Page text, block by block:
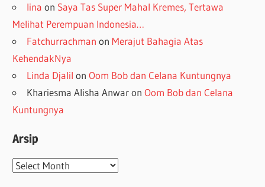
lina on Saya Tas Super Mahal Kremes, Tertawa
Melihat Perempuan Indonesia…
Fatchurrachman on Merajut Bahagia Atas
KehendakNya
Linda Djalil onOom Bob dan Celana Kuntungnya
Khariesma Alisha AnwaronOom Bob dan Celana
Kuntungnya
Arsip
Arsip